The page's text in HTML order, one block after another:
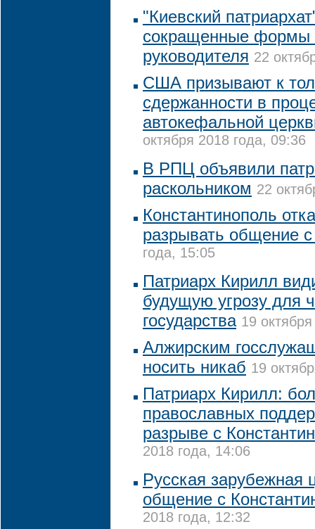
"Киевский
сокращенные формы
руководителя 22
США призывают к
сдержанности в
автокефальной
октября 2018 года, 09:36
В РПЦ объявили
раскольником 22
Константинополь
разрывать общение
года, 15:05
Патриарх Кирилл
будущую угрозу для
государства 19
Алжирским
носить никаб 19
Патриарх Кирилл:
православных
разрыве с
2018 года, 14:06
Русская зарубежная
общение с
2018 года, 12:32